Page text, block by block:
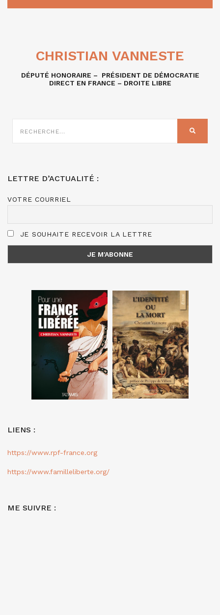
CHRISTIAN VANNESTE
DÉPUTÉ HONORAIRE – PRÉSIDENT DE DÉMOCRATIE
DIRECT EN FRANCE – DROITE LIBRE
SUR
LETTRE D’ACTUALITÉ :
VOTRE COURRIEL
JE SOUHAITE RECEVOIR LA LETTRE
LIENS :
https://www.rpf-france.org
https://www.familleliberte.org/
ME SUIVRE :